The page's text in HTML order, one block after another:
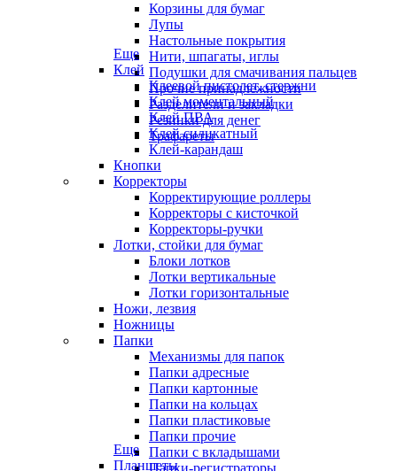
Корзины для бумаг
Лупы
Настольные покрытия
Нити, шпагаты, иглы
Подушки для смачивания пальцев
Прочие принадлежности
Разделители и закладки
Резинки для денег
Трафареты
Еще
Клей
Клеевой пистолет, стержни
Клей моментальный
Клей ПВА
Клей силикатный
Клей-карандаш
Кнопки
Корректоры
Корректирующие роллеры
Корректоры с кисточкой
Корректоры-ручки
Лотки, стойки для бумаг
Блоки лотков
Лотки вертикальные
Лотки горизонтальные
Ножи, лезвия
Ножницы
Папки
Механизмы для папок
Папки адресные
Папки картонные
Папки на кольцах
Папки пластиковые
Папки прочие
Папки с вкладышами
Папки-регистраторы
Еще
Планшеты